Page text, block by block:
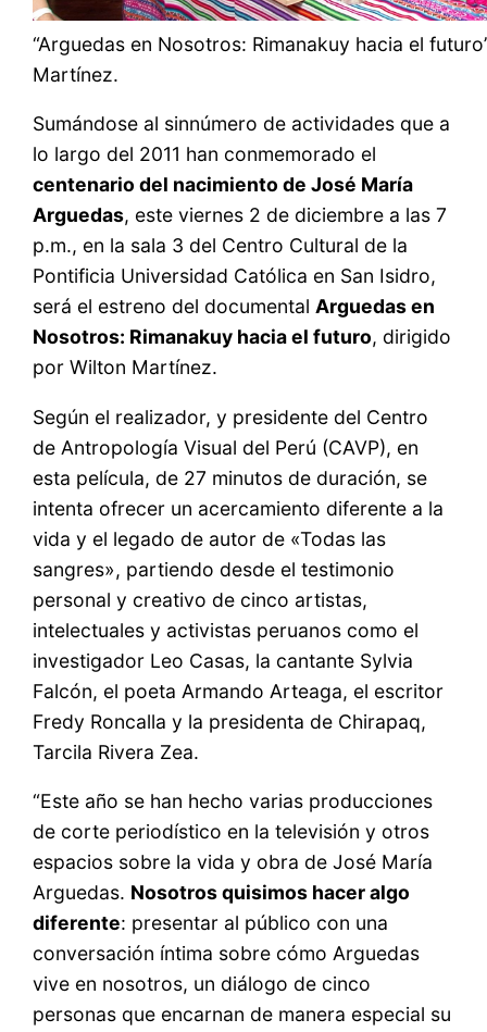
“Arguedas en Nosotros: Rimanakuy hacia el
Martínez.
Sumándose al sinnúmero de actividades que a
lo largo del 2011 han conmemorado el
centenario del nacimiento de José María
Arguedas, este viernes 2 de diciembre a las 7
p.m., en la sala 3 del Centro Cultural de la
Pontificia Universidad Católica en San Isidro,
será el estreno del documentalArguedas en
Nosotros: Rimanakuy hacia el futuro, dirigido
por Wilton Martínez.
Según el realizador, y presidente del Centro
de Antropología Visual del Perú (CAVP), en
esta película, de 27 minutos de duración, se
intenta ofrecer un acercamiento diferente a la
vida y el legado de autor de «Todas las
sangres», partiendo desde el testimonio
personal y creativo de cinco artistas,
intelectuales y activistas peruanos como el
investigador Leo Casas, la cantante Sylvia
Falcón, el poeta Armando Arteaga, el escritor
Fredy Roncalla y la presidenta de Chirapaq,
Tarcila Rivera Zea.
“Este año se han hecho varias producciones
de corte periodístico en la televisión y otros
espacios sobre la vida y obra de José María
Arguedas. Nosotros quisimos hacer algo
diferente: presentar al público con una
conversación íntima sobre cómo Arguedas
vive en nosotros, un diálogo de cinco
personas que encarnan de manera especial su